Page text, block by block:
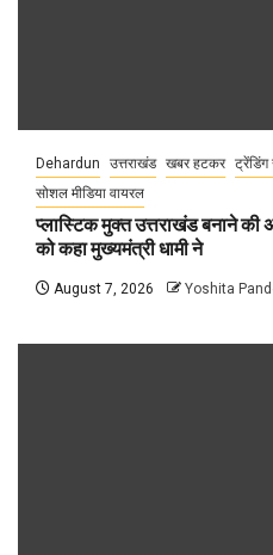
Dehardun उत्तराखंड खबर हटकर
सोशल मीडिया वायरल
प्लास्टिक मुक्त उत्तराखंड बनाने की
को कहा मुख्यमंत्री धामी ने
August 7, 2026 Yoshita